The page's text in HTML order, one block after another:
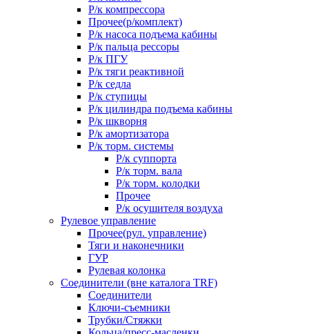
Р/к компрессора
Прочее(р/комплект)
Р/к насоса подъема кабины
Р/к пальца рессоры
Р/к ПГУ
Р/к тяги реактивной
Р/к седла
Р/к ступицы
Р/к цилиндра подъема кабины
Р/к шкворня
Р/к амортизатора
Р/к торм. системы
Р/к суппорта
Р/к торм. вала
Р/к торм. колодки
Прочее
Р/к осушителя воздуха
Рулевое управление
Прочее(рул. управление)
Тяги и наконечники
ГУР
Рулевая колонка
Соединители (вне каталога TRF)
Соединители
Ключи-cъемники
Трубки/Стяжки